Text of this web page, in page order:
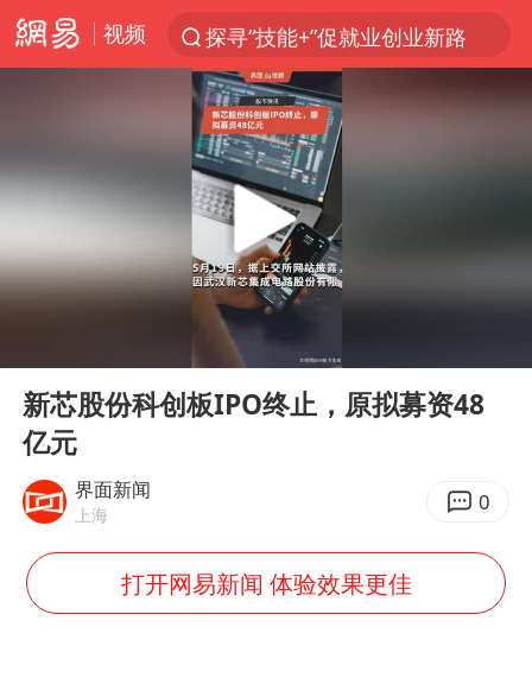
视频
探寻“技能+”促就业创业新路
38岁山东财大教授刘海明逝世
台风白海豚或在华东沿海登陆
弹药库存告急 美军补货难
沙特否认与胡塞武装举行会谈
FIFA官方支持因凡蒂诺
41岁女子为鼓励女儿考上985研究生
Play
新芯股份科创板IPO终止，原拟募资48
亿元
界面新闻
上海 0
打开网易新闻 体验效果更佳